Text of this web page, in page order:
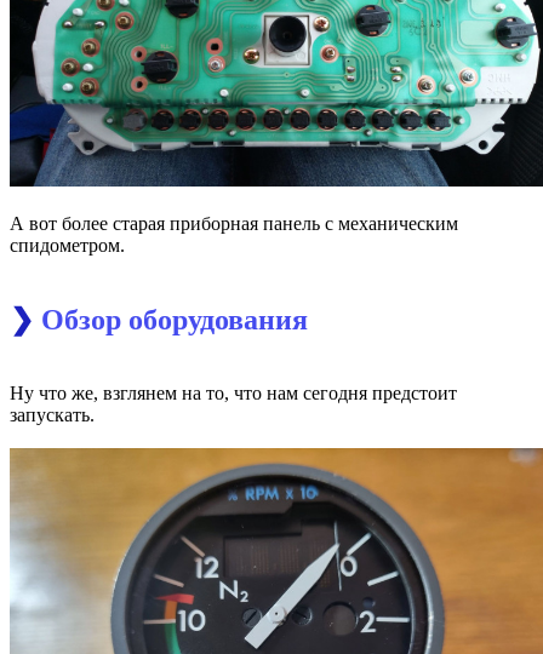
А вот более старая приборная панель с механическим
спидометром.
❯ Обзор оборудования
Ну что же, взглянем на то, что нам сегодня предстоит
запускать.